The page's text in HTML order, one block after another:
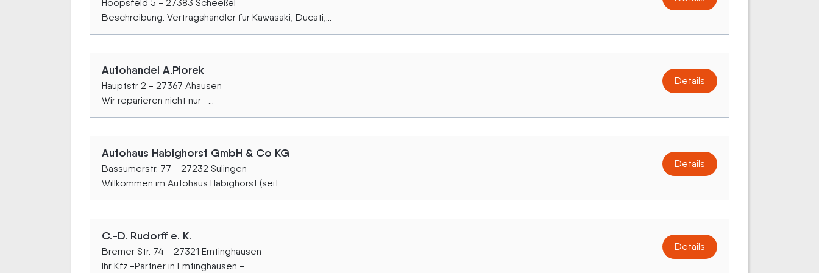
Hoopsfeld 5 - 27383 Scheeßel
Beschreibung: Vertragshändler für Kawasaki, Ducati,...
Autohandel A.Piorek
Hauptstr 2 - 27367 Ahausen
Wir reparieren nicht nur -...
Details
Autohaus Habighorst GmbH & Co KG
Bassumerstr. 77 - 27232 Sulingen
Willkommen im Autohaus Habighorst (seit...
Details
C.-D. Rudorff e. K.
Bremer Str. 74 - 27321 Emtinghausen
Ihr Kfz.-Partner in Emtinghausen -...
Details